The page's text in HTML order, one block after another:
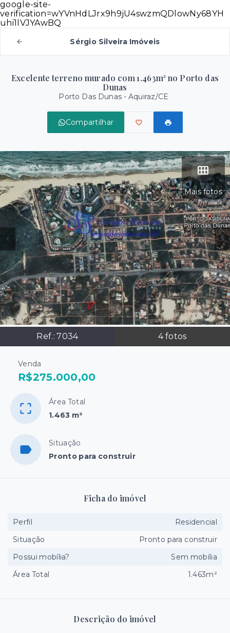
google-site-
verification=wYVnHdLJrx9h9jU4swzmQDlowNy68YH
uhi1lVJYAwBQ
Sérgio Silveira Imóveis
Excelente terreno murado com 1.463m² no Porto das
Dunas
Porto Das Dunas - Aquiraz/CE
Compartilhar
Mais fotos
Ref.:7034 4fotos
Venda
R$275.000,00
Área Total
1.463 m²
Situação
Pronto para construir
Descrição do imóvel
Ficha do imóvel
Perfil
Residencial
Situação
Pronto para construir
Possui mobília?
Sem mobília
Área Total
1.463m²